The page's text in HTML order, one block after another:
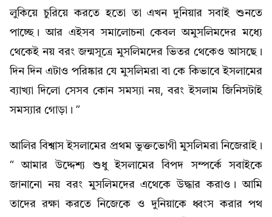
লুকিয়ে চুরিয়ে করতে হতো তা এখন দুনিয়ার সবাই শুনতে
পাচ্ছে। আর এইসব সমালোচনা কেবল অমুসলিমদের মধ্যে
থেকেই নয় বরং জন্মসূত্রে মুসলিমদের ভিতর থেকেও আসছে।
দিন দিন এটাও পরিষ্কার যে মুসলিমরা বা কে কিভাবে ইসলামের
ব্যাখ্যা দিলো সেসব কোন সমস্যা নয়, বরং ইসলাম জিনিসটাই
সমস্যার গোড়া। ”
আলির বিশ্বাস ইসলামের প্রথম ভুক্তভোগী মুসলিমরা নিজেরাই।
“ আমার উদ্দেশ্য শুধু ইসলামের বিপদ সম্পর্কে সবাইকে
জানানো নয় বরং মুসলিমদের এথেকে উদ্ধার করাও। আমি
তাদের রক্ষা করতে নিজেকে ও দুনিয়াকে ধ্বংস করার পথ